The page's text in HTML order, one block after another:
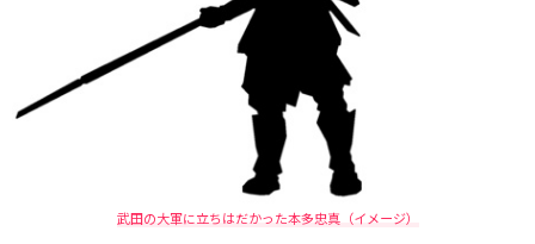
武田の大軍に立ちはだかった本多忠真（イメージ）